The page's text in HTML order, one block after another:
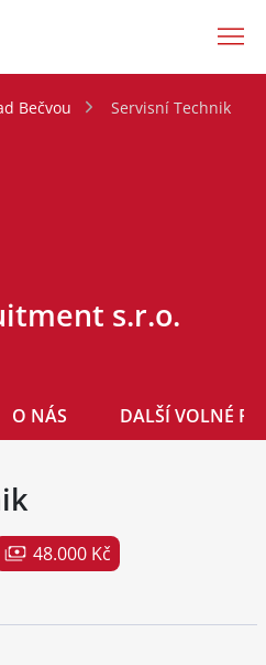
Bečvou Servisní Technik
s.r.o.
O NÁS DALŠÍ VOLNÉ
48.000 Kč